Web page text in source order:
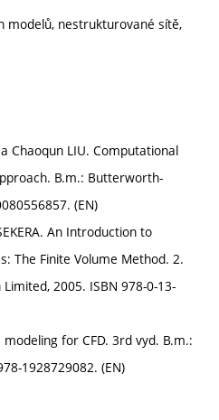
modelů, nestrukturované sítě,
Chaoqun LIU. Computational
B.m.: Butterworth-
(EN)
An Introduction to
The Finite Volume Method. 2.
2005. ISBN 978-0-13-
modeling for CFD. 3rd vyd. B.m.:
1928729082. (EN)